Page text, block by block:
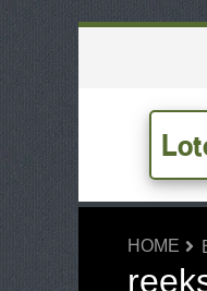
HOME